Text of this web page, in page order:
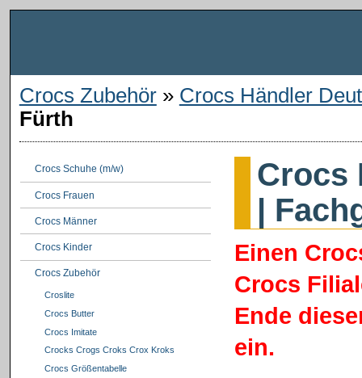
Crocs Zubehör» Crocs Händler
Fürth
Crocs Schuhe (m/w)
Crocs Frauen
Crocs Männer
Crocs Kinder
Crocs Zubehör
Croslite
Crocs Butter
Crocs Imitate
Crocks Crogs Croks Crox Kroks
Crocs Größentabelle
Crocs
|
Einen
Crocs
Ende
ein.